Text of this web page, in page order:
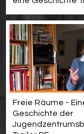
Freie Räume -
Geschichte der